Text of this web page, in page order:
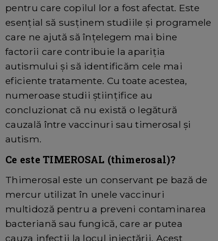
pentru care copilul lor a fost afectat. Este
esențial să susținem studiile și programele
care ne ajută să înțelegem mai bine
factorii care contribuie la apariția
autismului și să identificăm cele mai
eficiente tratamente. Cu toate acestea,
numeroase studii științifice au
concluzionat că nu există o legătură
cauzală între vaccinuri sau timerosal și
autism.
Ce este TIMEROSAL (thimerosal)?
Thimerosal este un conservant pe bază de
mercur utilizat în unele vaccinuri
multidoză pentru a preveni contaminarea
bacteriană sau fungică, care ar putea
cauza infecții la locul injectării. Acest